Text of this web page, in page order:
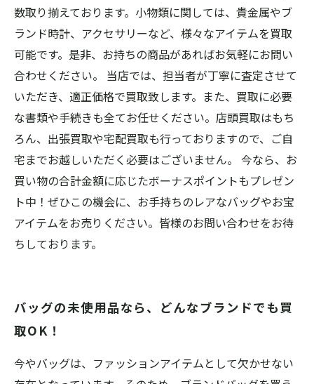
数取り揃えております。小物類に関しては、貴金属やブ
ランド時計、アクセサリーなど、様々なアイテムを買取
可能です。是非、お持ちの商品があればお気軽にお問い
合わせください。 当店では、担当者が丁寧に査定させて
いただき、適正価格で買取致します。また、買取に必要
な書類や手続きも全てお任せください。店頭買取はもち
ろん、出張買取や宅配買取も行っておりますので、ご自
宅までお越しいただく必要はございません。 今なら、お
買い物の合計金額に応じたボーナスポイントもプレゼン
ト中！ぜひこの機会に、お手持ちのレアなバッグやお宝
アイテムをお売りください。皆様のお問い合わせをお待
ちしております。
バッグの未使用品なら、どんなブランドでも買
取OK！
今やバッグは、ファッションアイテムとして欠かせない